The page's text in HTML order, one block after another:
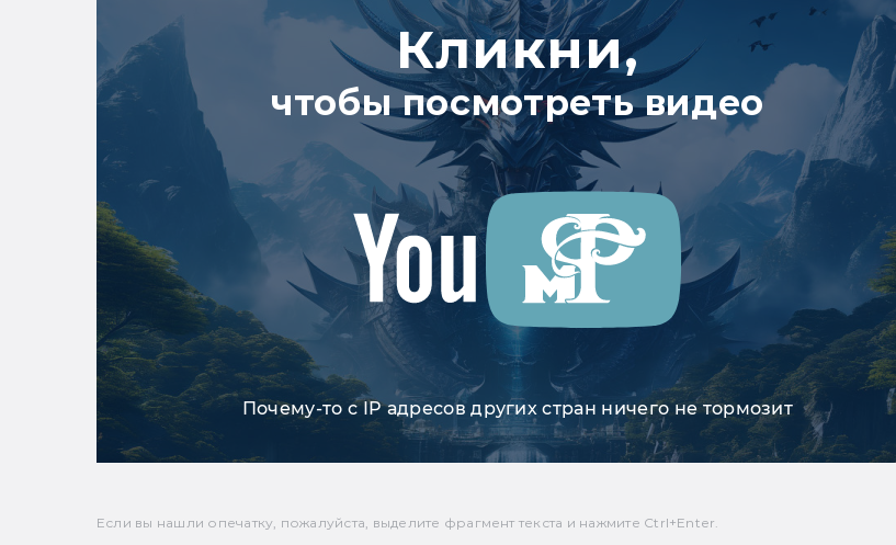
Кликни,
чтобы посмотреть видео
Почему-то с IP адресов других стран ничего не тормозит
Если вы нашли опечатку, пожалуйста, выделите фрагмент текста и нажмите Ctrl+Enter.